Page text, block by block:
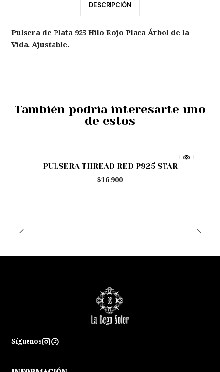
DESCRIPCIÓN
Pulsera de Plata 925 Hilo Rojo Placa Árbol de la
Vida. Ajustable.
También podría interesarte uno
de estos
Agotado
PULSERA THREAD RED P925 STAR
$16.900
Síguenos